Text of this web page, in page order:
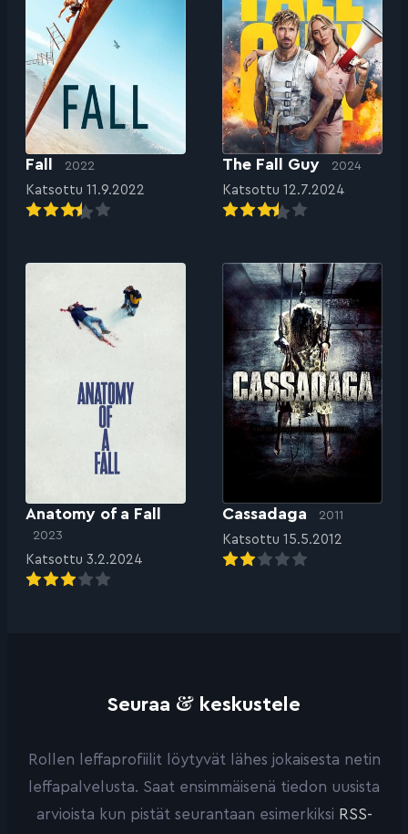
Fall 2022
Katsottu 11.9.2022
The Fall Guy 2024
Katsottu 12.7.2024
Anatomy of a Fall
2023
Katsottu 3.2.2024
Cassadaga 2011
Katsottu 15.5.2012
Seuraa & keskustele
Rollen leffaprofiilit löytyvät lähes jokaisesta netin
leffapalvelusta. Saat ensimmäisenä tiedon uusista
arvioista kun pistät seurantaan esimerkiksi RSS-